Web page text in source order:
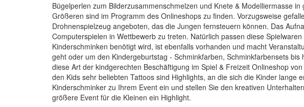
Bügelperlen zum Bilderzusammenschmelzen und Knete & Modelliermasse
Größeren sind im Programm des Onlineshops zu finden. Vorzugsweise
Drohnenspielzeug angeboten, das die Jungen fernsteuern können. Das
Computerspielen in Wettbewerb zu treten. Natürlich passen diese
Kinderschminken benötigt wird, ist ebenfalls vorhanden und macht
geht oder um den Kindergeburtstag - Schminkfarben, Schminkfarbensets
diese Art der kindgerechten Beschäftigung im Spiel & Freizeit Onlineshop
den Kids sehr beliebten Tattoos sind Highlights, an die sich die Kinder
Kinderschminker zu Ihrem Event ein und stellen Sie den kreativen
größere Event für die Kleinen ein Highlight.